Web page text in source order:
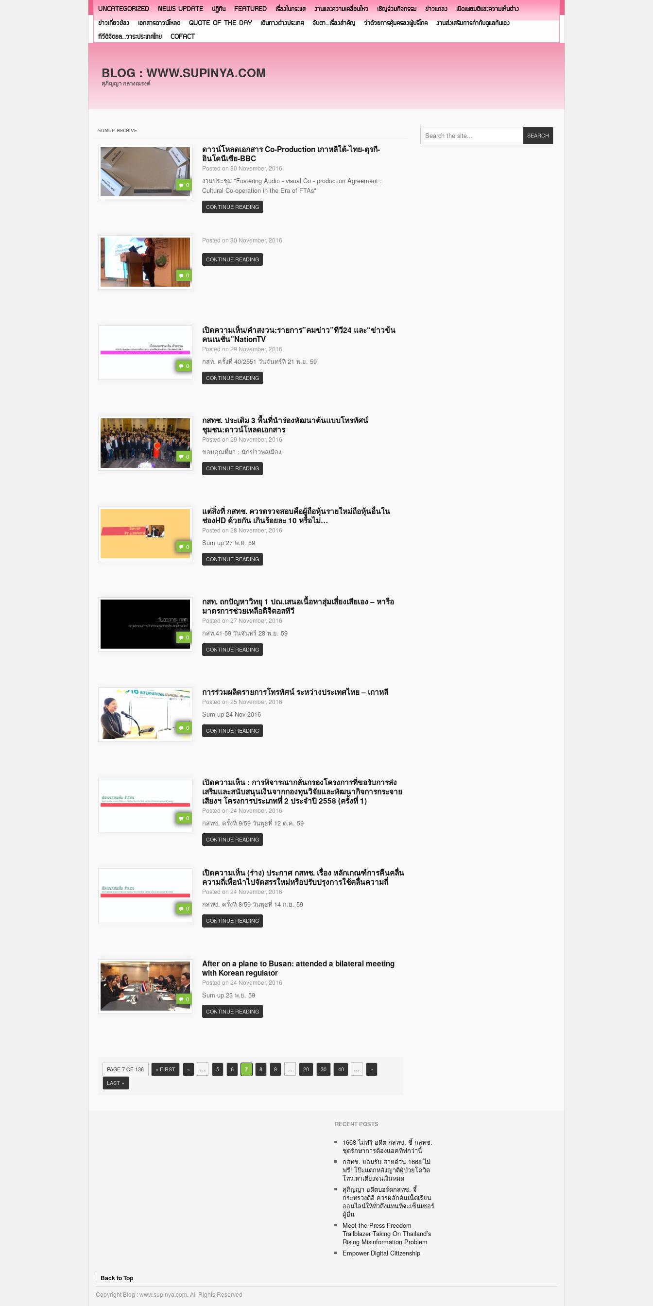
UNCATEGORIZED NEWS UPDATE ปฏิทิน FEATURED เรื่องในกระแส งานและความเคลื่อนไหว เชิญร่วมกิจกรรม ข่าวแถลง
เปิดเผยมติและความเห็นต่าง
ข่าวเกี่ยวข้อง
เอกสารดาวน์โหลด QUOTE OF THE DAY เดินทางต่างประเทศ จับตา…เรื่องสำคัญ ว่าด้วยการคุ้มครองผู้บริโภค
งานส่งเสริมการกำกับดูแลกันเอง
ทีวีดิจิตอล…วาระประเทศไทย
COFACT
BLOG : WWW.SUPINYA.COM
สุภิญญา กลางณรงค์
SUMUP ARCHIVE
0
ดาวน์โหลดเอกสาร Co-Production เกาหลีใต้-ไทย-ตุรกี-
อินโดนีเซีย-BBC
Posted on 30 November, 2016
งานประชุม "Fostering Audio - visual Co - production Agreement :
Cultural Co-operation in the Era of FTAs"
CONTINUE READING
0
Posted on 30 November, 2016
CONTINUE READING
0
เปิดความเห็น/คำสงวน:รายการ”คมข่าว”ทีวี24 และ“ข่าวข้น
คนเนชั่น”NationTV
Posted on 29 November, 2016
กสท. ครั้งที่ 40/2551 วันจันทร์ที่ 21 พ.ย. 59
CONTINUE READING
0
กสทช. ประเดิม 3 พื้นที่นำร่องพัฒนาต้นแบบโทรทัศน์
ชุมชน:ดาวน์โหลดเอกสาร
Posted on 29 November, 2016
ขอบคุณที่มา : นักข่าวพลเมือง
CONTINUE READING
0
แต่สิ่งที่ กสทช. ควรตรวจสอบคือผู้ถือหุ้นรายใหม่ถือหุ้นอื่นใน
ช่องHD ด้วยกัน เกินร้อยละ 10 หรือไม่…
Posted on 28 November, 2016
Sum up 27 พ.ย. 59
CONTINUE READING
0
กสท. ถกปัญหาวิทยุ 1 ปณ.เสนอเนื้อหาสุ่มเสี่ยงเสียเอง – หารือ
มาตรการช่วยเหลือดิจิตอลทีวี
Posted on 27 November, 2016
กสท.41-59 วันจันทร์ 28 พ.ย. 59
CONTINUE READING
0
การร่วมผลิตรายการโทรทัศน์ ระหว่างประเทศไทย – เกาหลี
Posted on 25 November, 2016
Sum up 24 Nov 2016
CONTINUE READING
0
เปิดความเห็น : การพิจารณากลั่นกรองโครงการที่ขอรับการส่ง
เสริมและสนับสนุนเงินจากกองทุนวิจัยและพัฒนากิจการกระจาย
เสียงฯ โครงการประเภทที่ 2 ประจำปี 2558 (ครั้งที่ 1)
Posted on 24 November, 2016
กสทช. ครั้งที่ 9/59 วันพุธที่ 12 ต.ค. 59
CONTINUE READING
0
เปิดความเห็น (ร่าง) ประกาศ กสทช. เรื่อง หลักเกณฑ์การคืนคลื่น
ความถี่เพื่อนำไปจัดสรรใหม่หรือปรับปรุงการใช้คลื่นความถี่
Posted on 24 November, 2016
กสทช. ครั้งที่ 8/59 วันพุธที่ 14 ก.ย. 59
CONTINUE READING
0
After on a plane to Busan: attended a bilateral meeting
with Korean regulator
Posted on 24 November, 2016
Sum up 23 พ.ย. 59
CONTINUE READING
PAGE 7 OF 136 « FIRST « ... 5 6 7 8 9 ... 20 30 40 ...
»
LAST »
RECENT POSTS
1668 ไม่ฟรี อดีต กสทช. ชี้ กสทช.
ชุดรักษาการต้องแอคทีฟกว่านี้
กสทช. ยอมรับ สายด่วน 1668 ไม่
ฟรี! โป๊ะแตกหลังญาติผู้ป่วยโควิด
โทร.หาเตียงจนเงินหมด
สุภิญญา อดีตบอร์ดกสทช. จี้
กระทรวงดีอี ควรผลักดันเน็ตเรียน
ออนไลน์ให้ทั่วถึงแทนที่จะเซ็นเซอร์
ผู้อื่น
Meet the Press Freedom
Trailblazer Taking On Thailand’s
Rising Misinformation Problem
Empower Digital Citizenship
Back to Top
Copyright Blog : www.supinya.com. All Rights Reserved